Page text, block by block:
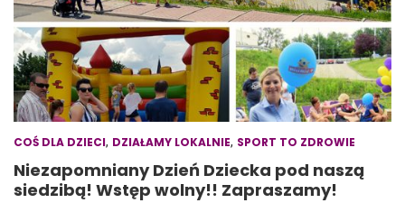
COŚ DLA DZIECI, DZIAŁAMY LOKALNIE, SPORT TO ZDROWIE
Niezapomniany Dzień Dziecka pod naszą
siedzibą! Wstęp wolny!! Zapraszamy!